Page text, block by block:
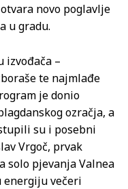
novo poglavlje
u gradu.
izvođača –
te najmlađe
je donio
ozračja, a
su i posebni
Vrgoč, prvak
solo pjevanja Valnea
energiju večeri